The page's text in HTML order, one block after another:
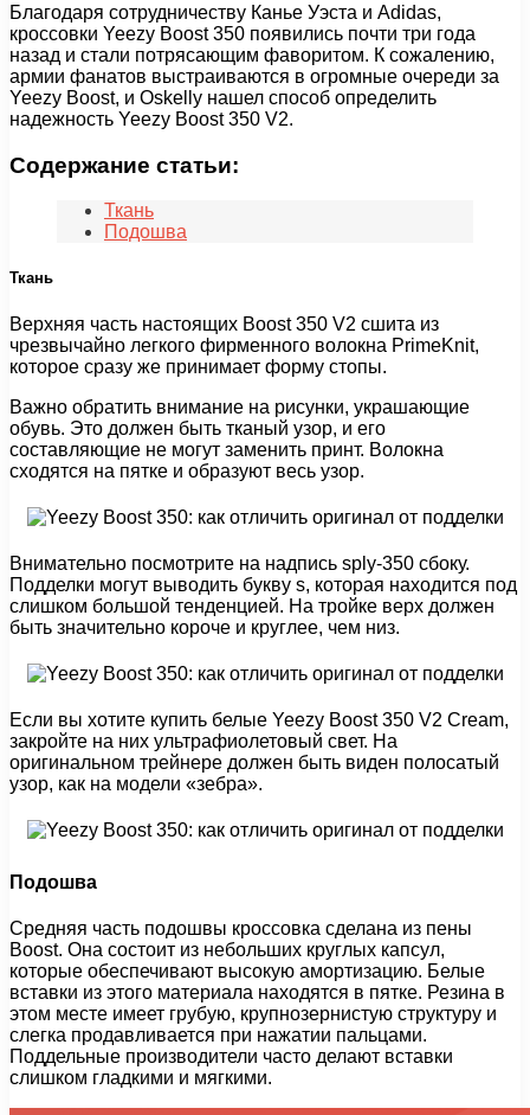
Благодаря сотрудничеству Канье Уэста и Adidas,
кроссовки Yeezy Boost 350 появились почти три года
назад и стали потрясающим фаворитом. К сожалению,
армии фанатов выстраиваются в огромные очереди за
Yeezy Boost, и Oskelly нашел способ определить
надежность Yeezy Boost 350 V2.
Содержание статьи:
Ткань
Подошва
Ткань
Верхняя часть настоящих Boost 350 V2 сшита из
чрезвычайно легкого фирменного волокна PrimeKnit,
которое сразу же принимает форму стопы.
Важно обратить внимание на рисунки, украшающие
обувь. Это должен быть тканый узор, и его
составляющие не могут заменить принт. Волокна
сходятся на пятке и образуют весь узор.
Внимательно посмотрите на надпись sply-350 сбоку.
Подделки могут выводить букву s, которая находится под
слишком большой тенденцией. На тройке верх должен
быть значительно короче и круглее, чем низ.
Если вы хотите купить белые Yeezy Boost 350 V2 Cream,
закройте на них ультрафиолетовый свет. На
оригинальном трейнере должен быть виден полосатый
узор, как на модели «зебра».
Подошва
Средняя часть подошвы кроссовка сделана из пены
Boost. Она состоит из небольших круглых капсул,
которые обеспечивают высокую амортизацию. Белые
вставки из этого материала находятся в пятке. Резина в
этом месте имеет грубую, крупнозернистую структуру и
слегка продавливается при нажатии пальцами.
Поддельные производители часто делают вставки
слишком гладкими и мягкими.